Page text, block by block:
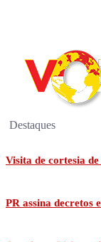
Destaques
Visita de cortesia
PR assina decretos